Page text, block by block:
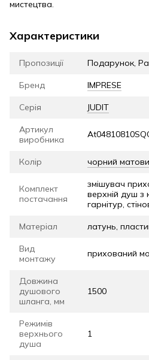
мистецтва.
Характеристики
Пропозиції Подарунок,
Бренд IMPRESE
Серія JUDIT
Артикул
виробника
Колір чорний
Комплект
постачання
змішувач
верхній душ
гарнітур,
Матеріал латунь,
Вид
монтажу
прихований
Довжина
душового
шланга, мм
1500
Режимів
верхнього
душа
1